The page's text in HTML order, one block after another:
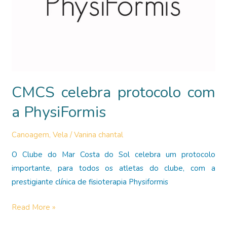
CMCS celebra protocolo com
a PhysiFormis
Canoagem,Vela /Vanina chantal
O Clube do Mar Costa do Sol celebra um protocolo
importante, para todos os atletas do clube, com a
prestigiante clínica de fisioterapia Physiformis
CMCS
Read More »